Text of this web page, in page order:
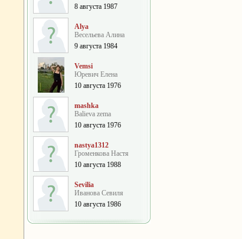
8 августа 1987
Alya
Весельева Алина
9 августа 1984
Vemsi
Юревич Елена
10 августа 1976
mashka
Balieva zema
10 августа 1976
nastya1312
Громенкова Настя
10 августа 1988
Sevilia
Иванова Севиля
10 августа 1986